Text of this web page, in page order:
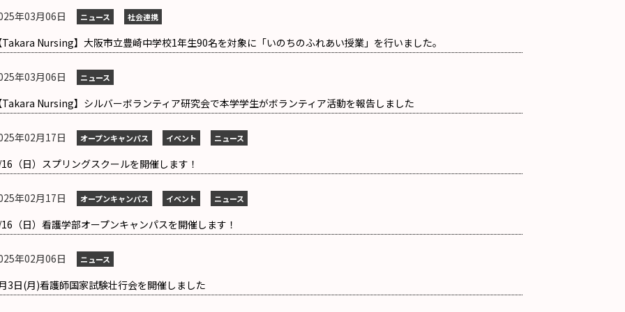
年03月06日 ニュース 社会連携
Takara Nursing】大阪市立豊崎中学校1年生90名を対象に「いのちのふれあい授業」を行いました。
年03月06日 ニュース
Takara Nursing】シルバーボランティア研究会で本学学生がボランティア活動を報告しました
年02月17日 オープンキャンパス イベント ニュース
（日）スプリングスクールを開催します！
年02月17日 オープンキャンパス イベント ニュース
（日）看護学部オープンキャンパスを開催します！
年02月06日 ニュース
3日(月)看護師国家試験壮行会を開催しました